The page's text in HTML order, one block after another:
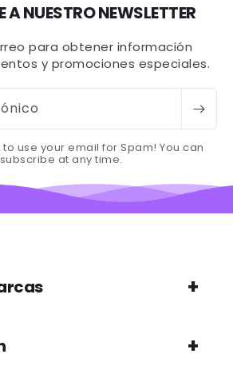
A NUESTRO NEWSLETTER
para obtener información
y promociones especiales.
use your email for Spam! You can
at any time.